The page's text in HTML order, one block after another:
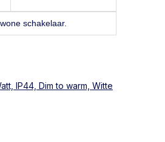
schakelaar.
IP44, Dim to warm, Witte